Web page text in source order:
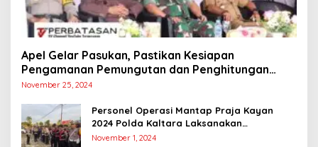
Apel Gelar Pasukan, Pastikan Kesiapan
Pengamanan Pemungutan dan Penghitungan
Suara
November 25, 2024
Personel Operasi Mantap Praja Kayan
2024 Polda Kaltara Laksanakan
Pengamanan Simulasi Pemungutan dan
November 1, 2024